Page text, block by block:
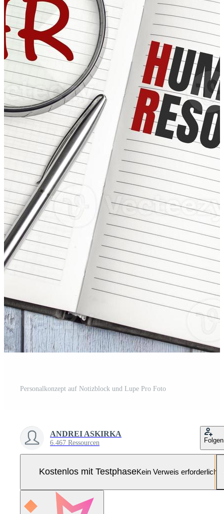
Personalkonzept auf Notizblock und Lupe Pro Foto
ANDREI ASKIRKA
6.467 Ressourcen Folgen
Kostenlos mit TestphaseKein Verweis erforderlich